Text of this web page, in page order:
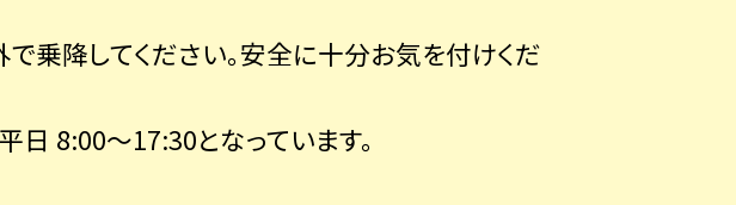
乗降してください。安全に十分お気を付けくだ
8:00～17:30となっています。